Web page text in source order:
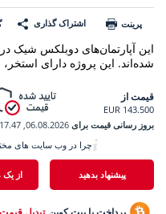
پرینت اشتراک گذاری
این آپارتمان‌های دوبلکس شیک در
شده‌اند. این پروژه دارای
قیمت از
143.500 EUR
بروز رسانی قیمت برای 06.08.2026, 17.47
پیشنهاد بدهید از یک
چرا در وب سایت های